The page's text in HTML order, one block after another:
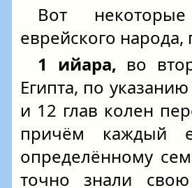
Вот
еврейского
1 ийара, во
Египта, по
и 12 глав колен
причём каждый
определённому
точно знали